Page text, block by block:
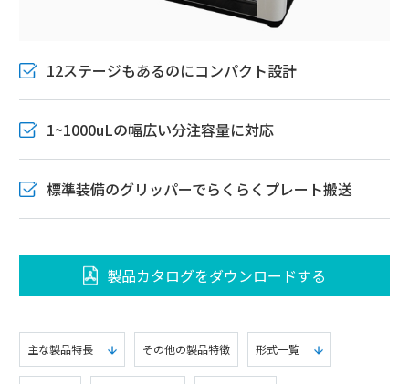
12ステージもあるのにコンパクト設計
1~1000uLの幅広い分注容量に対応
標準装備のグリッパーでらくらくプレート搬送
製品カタログをダウンロードする
主な製品特長 その他の製品特徴 形式一覧